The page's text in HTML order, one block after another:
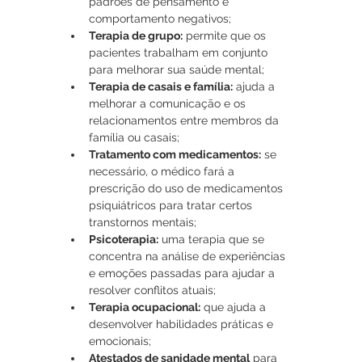
comportamento negativos;
Terapia de grupo: permite que os
pacientes trabalham em conjunto
para melhorar sua saúde mental;
Terapia de casais e família: ajuda a
melhorar a comunicação e os
relacionamentos entre membros da
família ou casais;
Tratamento com medicamentos: se
necessário, o médico fará a
prescrição do uso de medicamentos
psiquiátricos para tratar certos
transtornos mentais;
Psicoterapia: uma terapia que se
concentra na análise de experiências
e emoções passadas para ajudar a
resolver conflitos atuais;
Terapia ocupacional: que ajuda a
desenvolver habilidades práticas e
emocionais;
Atestados de sanidade mental para